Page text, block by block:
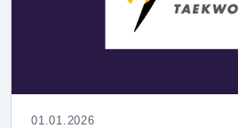
01.01.2026